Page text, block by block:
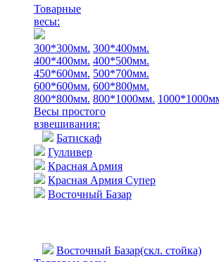
Товарные
весы:
300*300мм. 300*400мм.
400*400мм. 400*500мм.
450*600мм. 500*700мм.
600*600мм. 600*800мм.
800*800мм. 800*1000мм.
Весы простого
взвешивания:
Батискаф
Гулливер
Красная Армия
Красная Армия Супер
Восточный Базар
Восточный Базар(скл. стойка)